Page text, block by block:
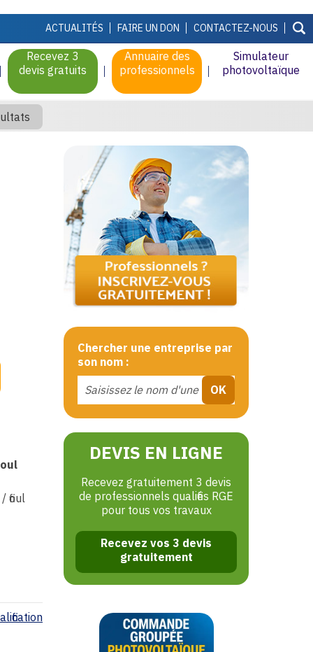
ACTUALITÉS FAIRE UN DON CONTACTEZ-NOUS
Recevez 3
devis gratuits
Annuaire des
professionnels
Simulateur
photovoltaïque
fioul
Chercher une entreprise par
son nom :
DEVIS EN LIGNE
Recevez gratuitement 3 devis
de professionnels qualifiés RGE
pour tous vos travaux
Recevez vos 3 devis
gratuitement